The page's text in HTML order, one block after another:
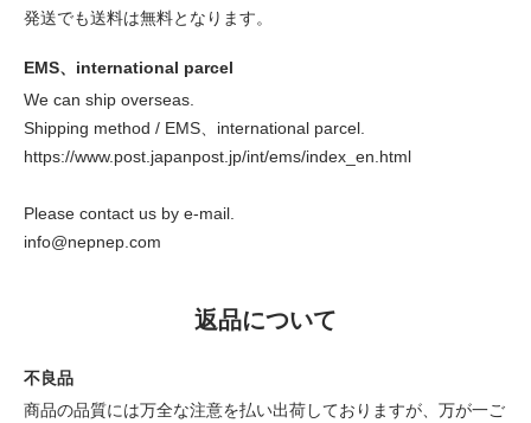
発送でも送料は無料となります。
EMS、international parcel
We can ship overseas.
Shipping method / EMS、international parcel.
https://www.post.japanpost.jp/int/ems/index_en.html
Please contact us by e-mail.
info@nepnep.com
返品について
不良品
商品の品質には万全な注意を払い出荷しておりますが、万が一ご